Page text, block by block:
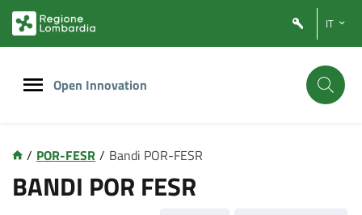
contenuto
footer
IT
Open Innovation
/ POR-FESR / Bandi POR-FESR
P
BANDI POR FESR